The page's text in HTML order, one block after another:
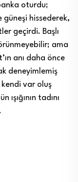
oturdu;
hissederek,
geçirdi. Başlı
ama
anı daha önce
deneyimlemiş
var oluş
tadını